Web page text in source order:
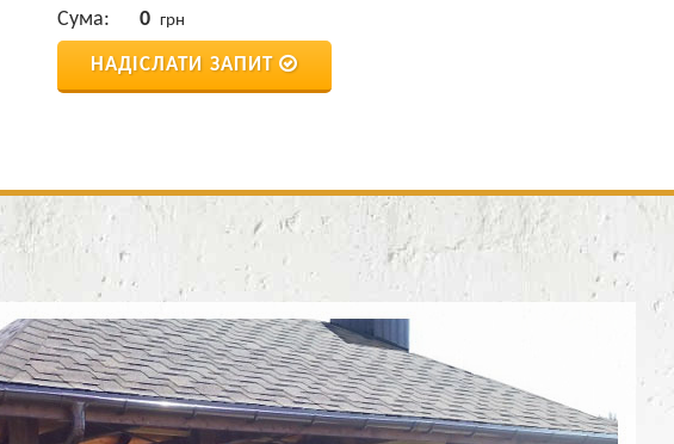
Сума: 0 грн
НАДІСЛАТИ ЗАПИТ